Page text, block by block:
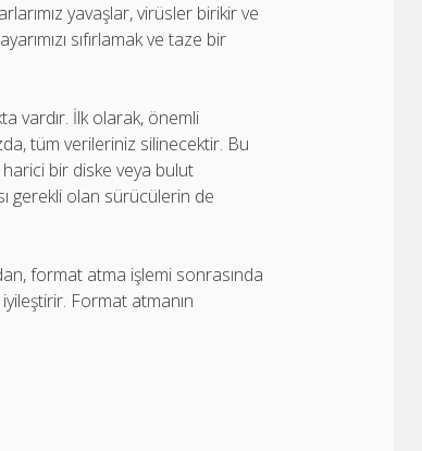
yavaşlar, virüsler birikir ve
sıfırlamak ve taze bir
vardır. İlk olarak, önemli
tüm verileriniz silinecektir. Bu
harici bir diske veya bulut
gerekli olan sürücülerin de
format atma işlemi sonrasında
Format atmanın